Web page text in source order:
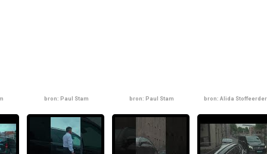
bron: Paul Stam bron: Paul Stam bron: Alida